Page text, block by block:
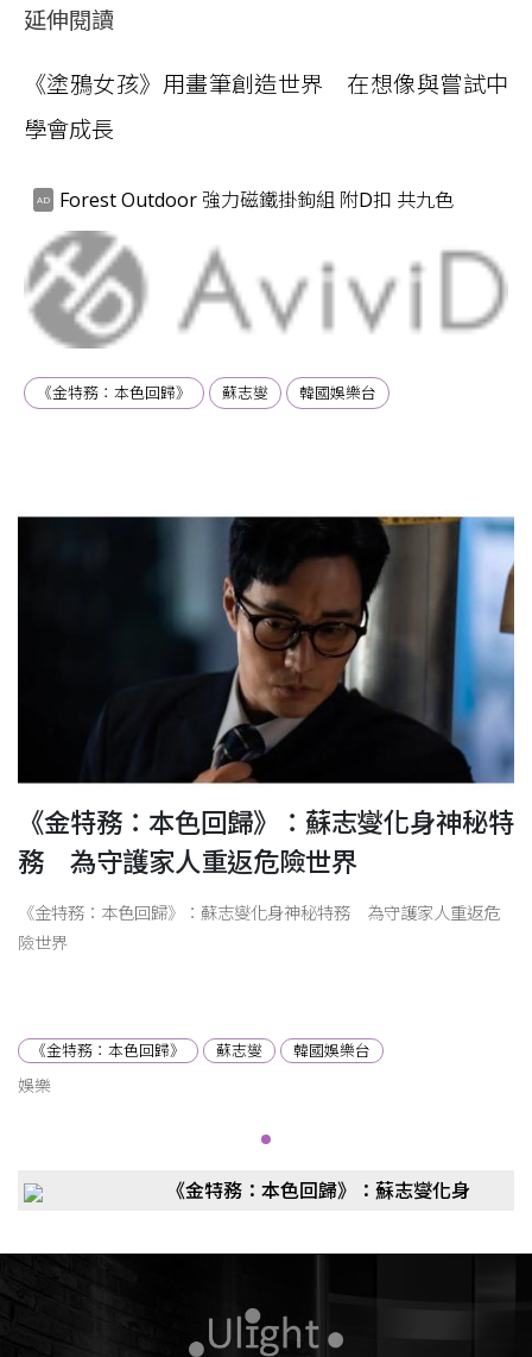
延伸閱讀
《塗鴉女孩》用畫筆創造世界 在想像與嘗試中
學會成長
Forest Outdoor 強力磁鐵掛鉤組 附D扣 共九色
《金特務：本色回歸》 蘇志燮 韓國娛樂台
《金特務：本色回歸》：蘇志燮化身神秘特
務 為守護家人重返危險世界
《金特務：本色回歸》：蘇志燮化身神秘特務 為守護家人重返危
險世界
《金特務：本色回歸》 蘇志燮 韓國娛樂台
娛樂
《金特務：本色回歸》：蘇志燮化身